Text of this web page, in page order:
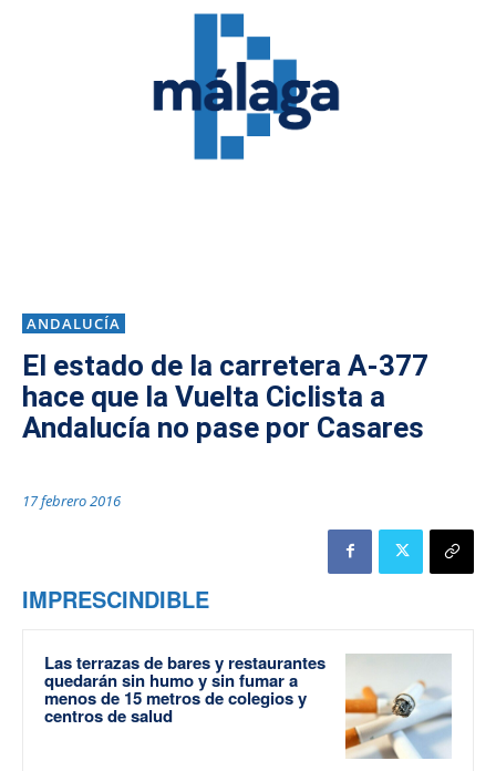
ANDALUCÍA
El estado de la carretera A-377
hace que la Vuelta Ciclista a
Andalucía no pase por Casares
17 febrero 2016
IMPRESCINDIBLE
Las terrazas de bares y restaurantes
quedarán sin humo y sin fumar a
menos de 15 metros de colegios y
centros de salud